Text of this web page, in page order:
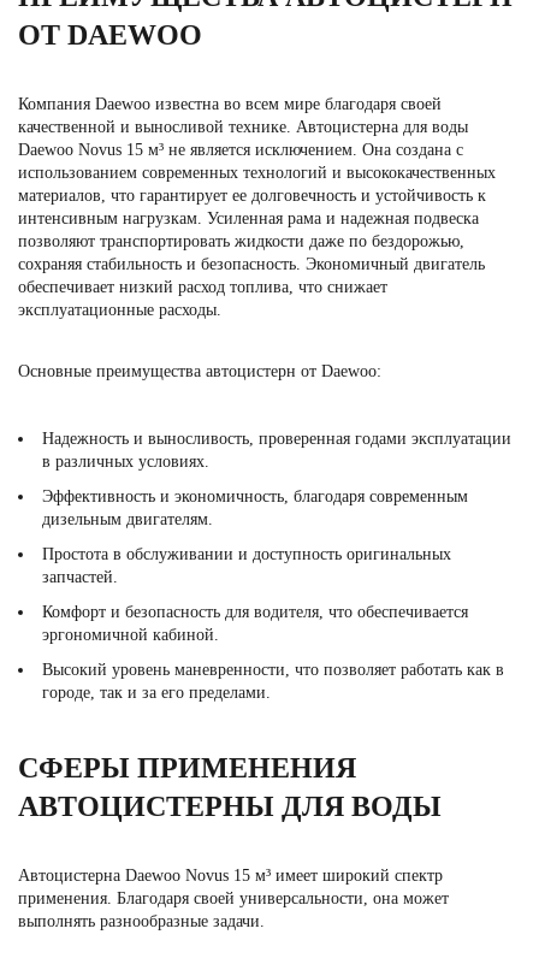
ОТ DAEWOO
Компания Daewoo известна во всем мире благодаря своей
качественной и выносливой технике. Автоцистерна для воды
Daewoo Novus 15 м³ не является исключением. Она создана с
использованием современных технологий и высококачественных
материалов, что гарантирует ее долговечность и устойчивость к
интенсивным нагрузкам. Усиленная рама и надежная подвеска
позволяют транспортировать жидкости даже по бездорожью,
сохраняя стабильность и безопасность. Экономичный двигатель
обеспечивает низкий расход топлива, что снижает
эксплуатационные расходы.
Основные преимущества автоцистерн от Daewoo:
Надежность и выносливость, проверенная годами эксплуатации
в различных условиях.
Эффективность и экономичность, благодаря современным
дизельным двигателям.
Простота в обслуживании и доступность оригинальных
запчастей.
Комфорт и безопасность для водителя, что обеспечивается
эргономичной кабиной.
Высокий уровень маневренности, что позволяет работать как в
городе, так и за его пределами.
СФЕРЫ ПРИМЕНЕНИЯ
АВТОЦИСТЕРНЫ ДЛЯ ВОДЫ
Автоцистерна Daewoo Novus 15 м³ имеет широкий спектр
применения. Благодаря своей универсальности, она может
выполнять разнообразные задачи.